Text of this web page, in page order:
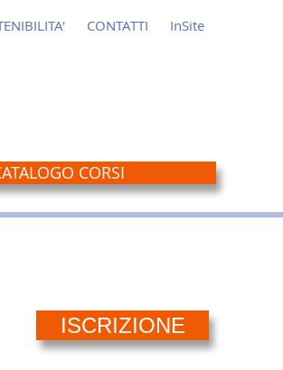
CONTATTI InSite
CORSI
ISCRIZIONE